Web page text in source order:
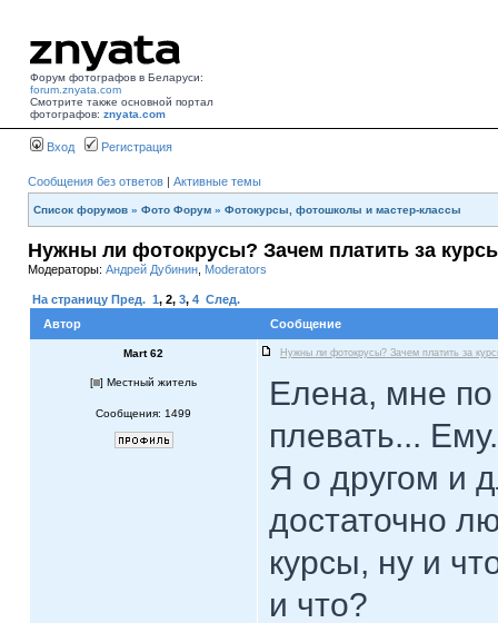
Форум фотографов в Беларуси:
forum.znyata.com
Смотрите также основной портал
фотографов: znyata.com
Вход Регистрация
Сообщения без ответов | Активные темы
Список форумов » Фото Форум » Фотокурсы, фотошколы и мастер-классы
Нужны ли фотокрусы? Зачем платить за
Модераторы: Андрей Дубинин Moderators
На страницу Пред. 1, 2, 3, 4 След.
Автор
Сообщение
Mart 62 Нужны ли фотокрусы? Зачем платить за
[ ] Местный житель
Сообщения: 1499
Елена, мне по
плевать...
Я о другом и
достаточно
курсы, ну и
и что?